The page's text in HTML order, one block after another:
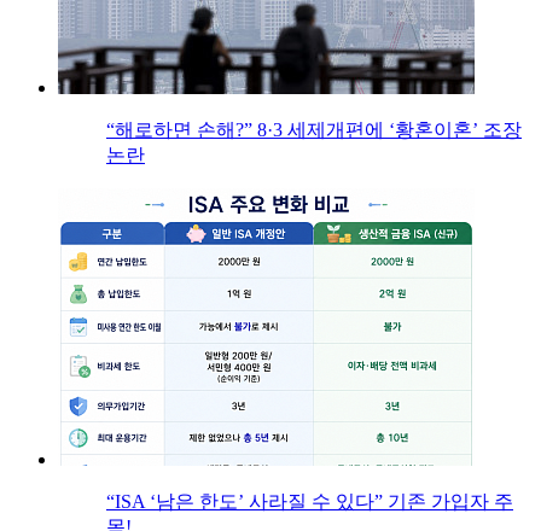
“해로하면 손해?” 8·3 세제개편에 ‘황혼이혼’ 조장
논란
“ISA ‘남은 한도’ 사라질 수 있다” 기존 가입자 주